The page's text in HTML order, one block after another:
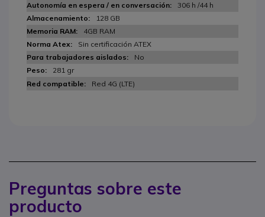
306 h /44 h
128 GB
4GB RAM
Sin certificación ATEX
No
281 gr
Red 4G (LTE)
Preguntas sobre este
producto